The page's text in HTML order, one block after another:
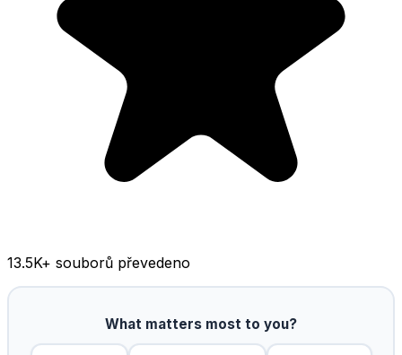
13.5K+ souborů převedeno
What matters most to you?